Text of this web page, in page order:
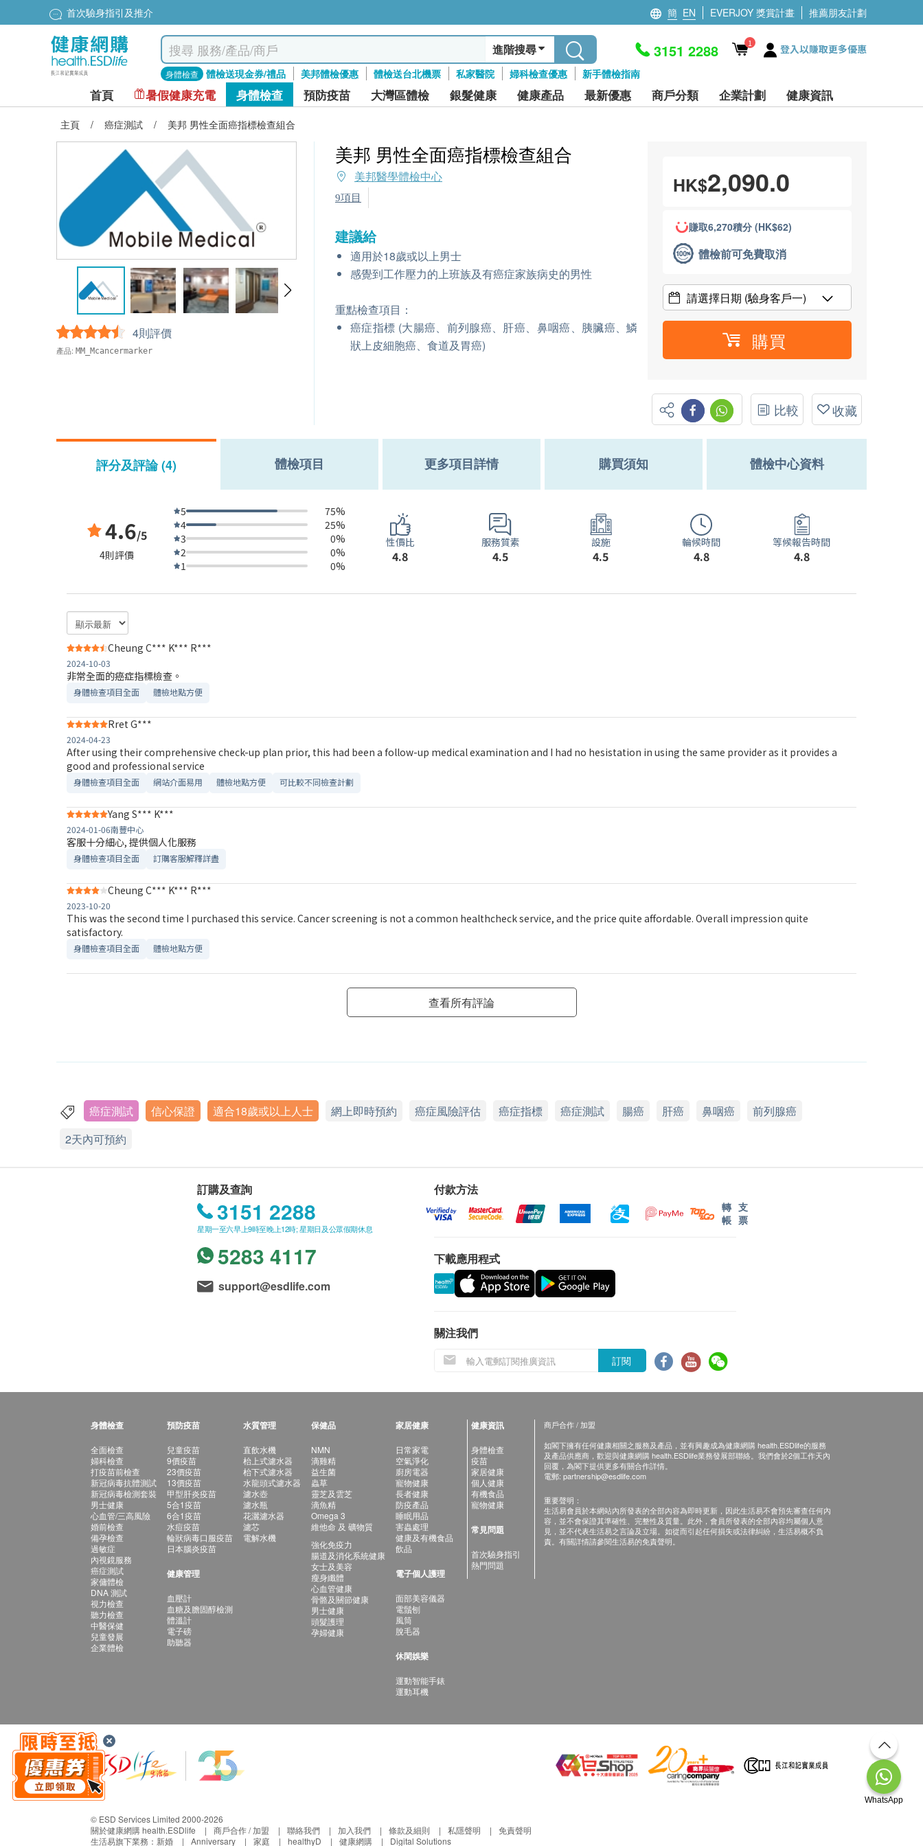
首次驗身指引及推介 簡 EN EVERJOY 獎賞計畫 推薦朋友計劃
進階搜尋
身體檢查 體檢送現金券/禮品 美邦體檢優惠 體檢送台北機票 私家醫院 婦科檢查優惠 新手體檢指南
3151 2288 1 登入以賺取更多優惠
首頁 暑假健康充電 身體檢查 預防疫苗 大灣區體檢 銀髮健康 健康產品 最新優惠 商戶分類 企業計劃 健康資訊
主頁 / 癌症測試 / 美邦 男性全面癌指標檢查組合
4則評價
產品: MM_Mcancermarker
美邦 男性全面癌指標檢查組合
美邦醫學體檢中心
9項目
建議給
適用於18歲或以上男士
感覺到工作壓力的上班族及有癌症家族病史的男性
重點檢查項目：
癌症指標 (大腸癌、前列腺癌、肝癌、鼻咽癌、胰臟癌、鱗
狀上皮細胞癌、食道及胃癌)
HK$2,090.0
賺取6,270積分 (HK$62)
體檢前可免費取消
請選擇日期 (驗身客戶一)
購買
比較 收藏
評分及評論 (4) 體檢項目 更多項目詳情 購買須知 體檢中心資料
4.6/5
4則評價
5
75%
4
25%
3
0%
2
0%
1
0%
性價比
4.8
服務質素
4.5
設施
4.5
輪候時間
4.8
等候報告時間
4.8
Cheung C*** K*** R***
2024-10-03
非常全面的癌症指標檢查。
身體檢查項目全面 體檢地點方便
Rret G***
2024-04-23
After using their comprehensive check-up plan prior, this had been a follow-up medical examination and I had no hesistation in using the same provider as it provides a
good and professional service
身體檢查項目全面 網站介面易用 體檢地點方便 可比較不同檢查計劃
Yang S*** K***
2024-01-06南豐中心
客服十分細心, 提供個人化服務
身體檢查項目全面 訂購客服解釋詳盡
Cheung C*** K*** R***
2023-10-20
This was the second time I purchased this service. Cancer screening is not a common healthcheck service, and the price quite affordable. Overall impression quite
satisfactory.
身體檢查項目全面 體檢地點方便
查看所有評論
癌症測試 信心保證 適合18歲或以上人士 網上即時預約 癌症風險評估 癌症指標 癌症測試 腸癌 肝癌 鼻咽癌
前列腺癌
2天內可預約
訂購及查詢
3151 2288
星期一至六早上9時至晚上12時; 星期日及公眾假期休息
5283 4117
support@esdlife.com
付款方法
轉
帳
支
票
下載應用程式
關注我們
訂閱
身體檢查
全面檢查
婦科檢查
打疫苗前檢查
新冠病毒抗體測試
新冠病毒檢測套裝
男士健康
心血管/三高風險
婚前檢查
備孕檢查
過敏症
內視鏡服務
癌症測試
家傭體檢
DNA 測試
視力檢查
聽力檢查
中醫保健
兒童發展
企業體檢
預防疫苗
兒童疫苗
9價疫苗
23價疫苗
13價疫苗
甲型肝炎疫苗
5合1疫苗
6合1疫苗
水痘疫苗
輪狀病毒口服疫苗
日本腦炎疫苗
健康管理
血壓計
血糖及膽固醇檢測
體溫計
電子磅
助聽器
水質管理
直飲水機
枱上式濾水器
枱下式濾水器
水龍頭式濾水器
濾水壺
濾水瓶
花灑濾水器
濾芯
電解水機
保健品
NMN
滴雞精
益生菌
蟲草
靈芝及雲芝
滴魚精
Omega 3
維他命 及 礦物質
強化免疫力
腸道及消化系統健康
女士及美容
瘦身纖體
心血管健康
骨骼及關節健康
男士健康
頭髮護理
孕婦健康
家居健康
日常家電
空氣淨化
廚房電器
寵物健康
長者健康
防疫產品
睡眠用品
害蟲處理
健康及有機食品
飲品
電子個人護理
面部美容儀器
電鬚刨
風筒
脫毛器
休閑娛樂
運動智能手錶
運動耳機
健康資訊
身體檢查
疫苗
家居健康
個人健康
有機食品
寵物健康
常見問題
首次驗身指引
熱門問題
商戶合作 / 加盟
如閣下擁有任何健康相關之服務及產品，並有興趣成為健康網購 health.ESDlife的服務
及產品供應商，歡迎與健康網購 health.ESDlife業務發展部聯絡。我們會於2個工作天內
回覆，為閣下提供更多有關合作詳情。
電郵: partnership@esdlife.com
重要聲明：
生活易會員於本網站內所發表的全部內容為即時更新，因此生活易不會預先審查任何內
容，並不會保證其準確性、完整性及質量。此外，會員所發表的全部內容均屬個人意
見，並不代表生活易之言論及立場。如從而引起任何損失或法律糾紛，生活易概不負
責。有關詳情請參閱生活易的免責聲明。
© ESD Services Limited 2000-2026
關於健康網購 health.ESDlife
商戶合作 / 加盟 聯絡我們 加入我們 條款及細則 私隱聲明
免責聲明
生活易旗下業務： 新婚 Anniversary 家庭 healthyD 健康網購 Digital Solutions
WhatsApp